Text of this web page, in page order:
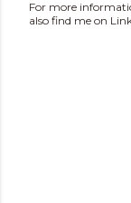
For more
also find me on